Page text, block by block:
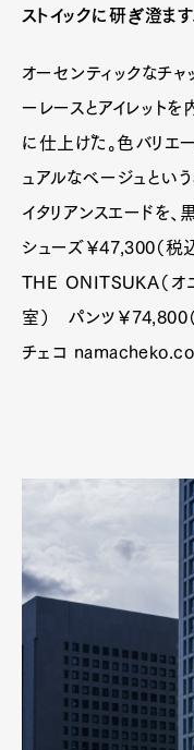
ストイックに研ぎ澄ま
オーセンティックなチ
ーレースとアイレット
に仕上げた。色バリエ
ュアルなベージュとい
イタリアンスエードを
シューズ￥47,300（税
THE ONITSUKA（オ
室） パンツ￥74,800
チェコ